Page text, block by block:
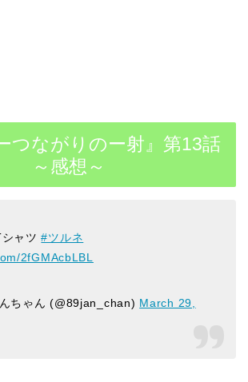
つながりのー射』第13話
～感想～
シャツ#ツルネ
2fGMAcbLBL
ちゃん (@89jan_chan) March 29,